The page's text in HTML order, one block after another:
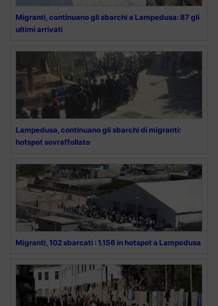
Migranti, continuano gli sbarchi a Lampedusa: 87 gli
ultimi arrivati
Lampedusa, continuano gli sbarchi di migranti:
hotspot sovraffollato
Migranti, 102 sbarcati : 1.156 in hotspot a Lampedusa